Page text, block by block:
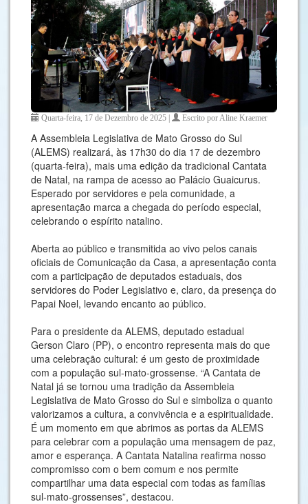
Quarta-feira, 17 de Dezembro de 2025 | Escrito por Aline Kraemer
A Assembleia Legislativa de Mato Grosso do Sul
(ALEMS) realizará, às 17h30 do dia 17 de dezembro
(quarta-feira), mais uma edição da tradicional Cantata
de Natal, na rampa de acesso ao Palácio Guaicurus.
Esperado por servidores e pela comunidade, a
apresentação marca a chegada do período especial,
celebrando o espírito natalino.
Aberta ao público e transmitida ao vivo pelos canais
oficiais de Comunicação da Casa, a apresentação conta
com a participação de deputados estaduais, dos
servidores do Poder Legislativo e, claro, da presença do
Papai Noel, levando encanto ao público.
Para o presidente da ALEMS, deputado estadual
Gerson Claro (PP), o encontro representa mais do que
uma celebração cultural: é um gesto de proximidade
com a população sul-mato-grossense. “A Cantata de
Natal já se tornou uma tradição da Assembleia
Legislativa de Mato Grosso do Sul e simboliza o quanto
valorizamos a cultura, a convivência e a espiritualidade.
É um momento em que abrimos as portas da ALEMS
para celebrar com a população uma mensagem de paz,
amor e esperança. A Cantata Natalina reafirma nosso
compromisso com o bem comum e nos permite
compartilhar uma data especial com todas as famílias
sul-mato-grossenses”, destacou.